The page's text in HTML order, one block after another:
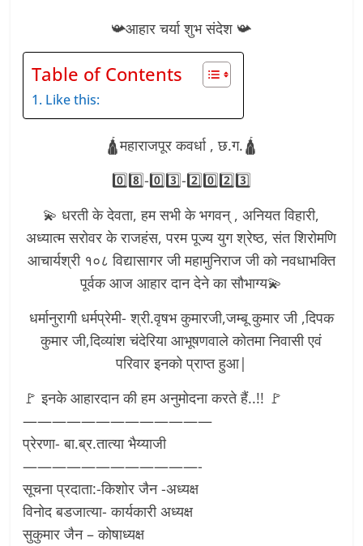
📯आहार चर्या शुभ संदेश 📯
Table of Contents
Like this:
🛕महाराजपूर कवर्धा , छ.ग.🛕
0️⃣8️⃣-0️⃣3️⃣-2️⃣0️⃣2️⃣3️⃣
💫 धरती के देवता, हम सभी के भगवन् , अनियत विहारी,
अध्यात्म सरोवर के राजहंस, परम पूज्य युग श्रेष्ठ, संत शिरोमणि
आचार्यश्री १०८ विद्यासागर जी महामुनिराज जी को नवधाभक्ति
पूर्वक आज आहार दान देने का सौभाग्य💫
धर्मानुरागी धर्मप्रेमी- श्री.वृषभ कुमारजी,जम्बू कुमार जी ,दिपक
कुमार जी,दिव्यांश चंदेरिया आभूषणवाले कोतमा निवासी एवं
परिवार इनको प्राप्त हुआ|
🚩 इनके आहारदान की हम अनुमोदना करते हैं..!! 🚩
—————————————
प्रेरणा- बा.ब्र.तात्या भैय्याजी
————————————-
सूचना प्रदाता:-किशोर जैन -अध्यक्ष
विनोद बडजात्या- कार्यकारी अध्यक्ष
सुकुमार जैन – कोषाध्यक्ष